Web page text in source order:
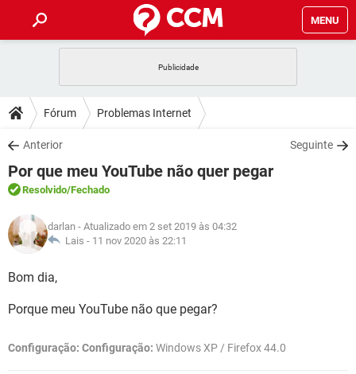
MENU
CELULAR FACEBOOK
OUTLOOK
INSTAGRAM GMAIL
GUIA DE COMPRAS
DICAS
JOGOS WHATSAPP
OUTLOOK
INSTAGRAM
GUIA DE COMPRAS
DOWNLOADS
JOGOS WHATSAPP
CELULAR
OUTLOOK EXCEL
INSTAGRAM
GUIA DE COMPRAS
FÓRUM
JOGOS
CELULAR
GLOSSÁRIO
JOGOS
CELULAR
OUTLOOK EXCEL
Fórum Problemas Internet
Anterior Seguinte
Por que meu YouTube não quer pegar
Resolvido/Fechado
darlan - Atualizado em 2 set 2019 às 04:32
Lais - 11 nov 2020 às 22:11
Bom dia,
Porque meu YouTube não que pegar?
Configuração: Configuração: Windows XP / Firefox 44.0